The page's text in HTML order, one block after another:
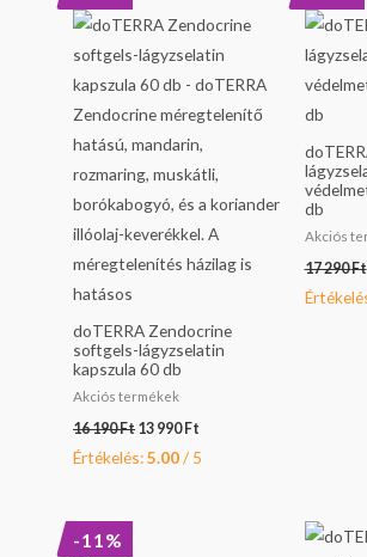
doTERRA Zendocrine
softgels-lágyzselatin
kapszula 60 db
Akciós termékek
16 190Ft
was:
190 Ft.
13 990 Ft
is:
990 Ft.
Értékelés:5.00/ 5
db
Akciós
17 290Ft
-11%